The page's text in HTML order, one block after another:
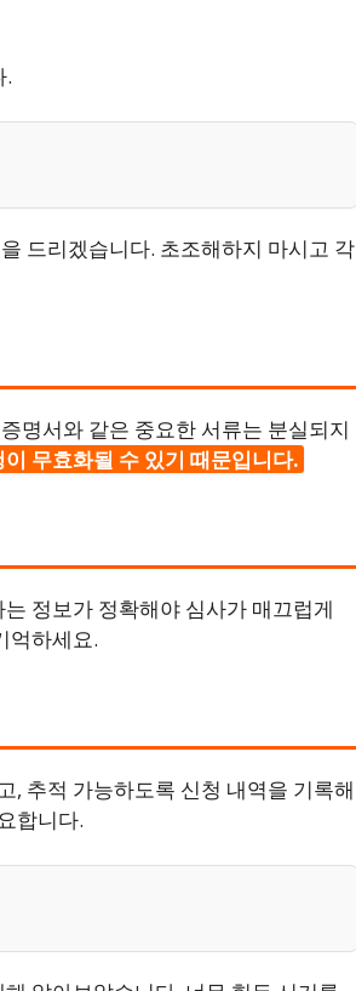
.
드리겠습니다. 초조해하지 마시고 각
명서와 같은 중요한 서류는 분실되지
무효화될 수 있기 때문입니다.
정보가 정확해야 심사가 매끄럽게
억하세요.
, 추적 가능하도록 신청 내역을 기록해
합니다.